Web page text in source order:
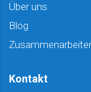
Über uns
Blog
Kontakt